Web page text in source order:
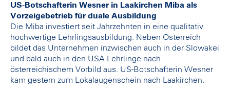
US-Botschafterin Wesner in Laakirchen Miba als
Vorzeigebetrieb für duale Ausbildung
Die Miba investiert seit Jahrzehnten in eine qualitativ
hochwertige Lehrlingsausbildung. Neben Österreich
bildet das Unternehmen inzwischen auch in der Slowakei
und bald auch in den USA Lehrlinge nach
österreichischem Vorbild aus. US-Botschafterin Wesner
kam gestern zum Lokalaugenschein nach Laakirchen.